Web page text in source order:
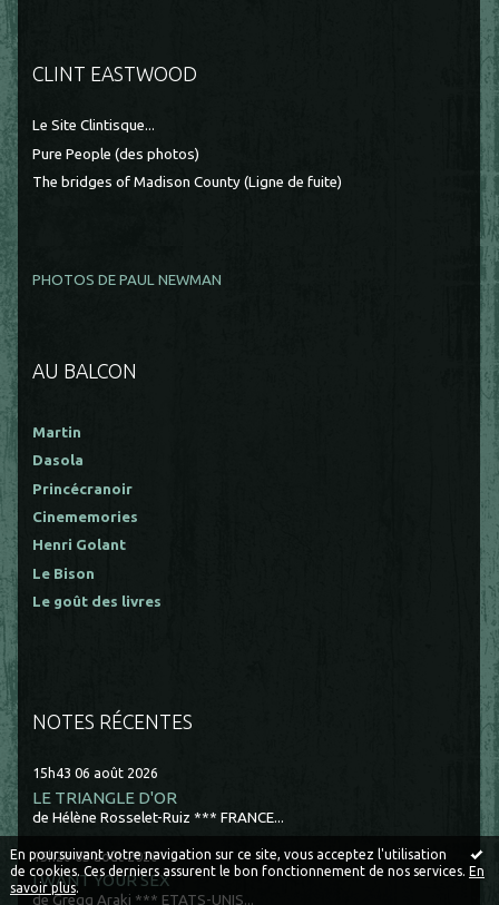
En poursuivant votre navigation sur ce site, vous acceptez l'utilisation
de cookies. Ces derniers assurent le bon fonctionnement de nos services. En
savoir plus.
CLINT EASTWOOD
Le Site Clintisque...
Pure People (des photos)
The bridges of Madison County (Ligne de fuite)
PHOTOS DE PAUL NEWMAN
AU BALCON
Martin
Dasola
Princécranoir
Cinememories
Henri Golant
Le Bison
Le goût des livres
NOTES RÉCENTES
15h43 06 août 2026
LE TRIANGLE D'OR
de Hélène Rosselet-Ruiz *** FRANCE...
15h26 05 août 2026
I WANT YOUR SEX
de Gregg Araki *** ETATS-UNIS...